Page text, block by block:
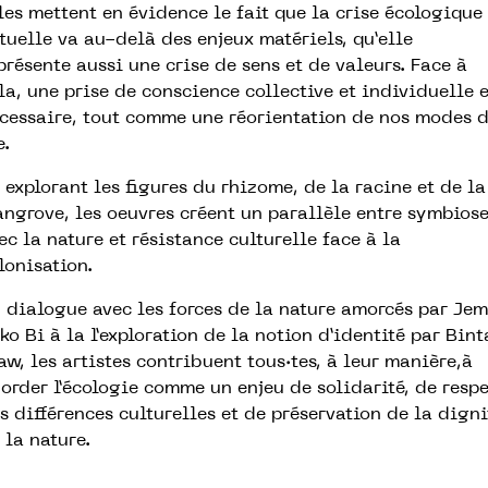
mettent en évidence le fait que la crise écologique
va au-delà des enjeux matériels, qu’elle
aussi une crise de sens et de valeurs. Face à
une prise de conscience collective et individuelle
tout comme une réorientation de nos modes
explorant les figures du rhizome, de la racine et de la
les oeuvres créent un parallèle entre symbiose
la nature et résistance culturelle face à la
dialogue avec les forces de la nature amorcés par
Bi à la l’exploration de la notion d’identité par
les artistes contribuent tous·tes, à leur manière,à
l’écologie comme un enjeu de solidarité, de
différences culturelles et de préservation de la
la nature.